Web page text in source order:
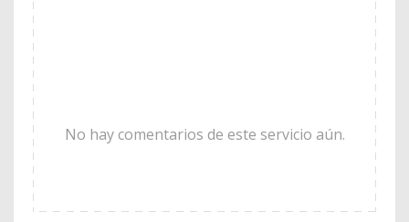
No hay comentarios de este servicio aún.